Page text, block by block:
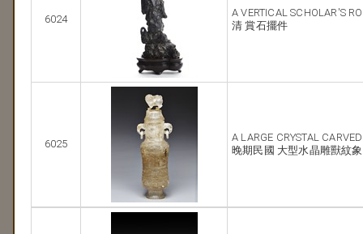
6024
A VERTICAL SCHOLAR'S
清 賞石擺件
6025
A LARGE CRYSTAL
晚期民國 大型水晶雕獸紋